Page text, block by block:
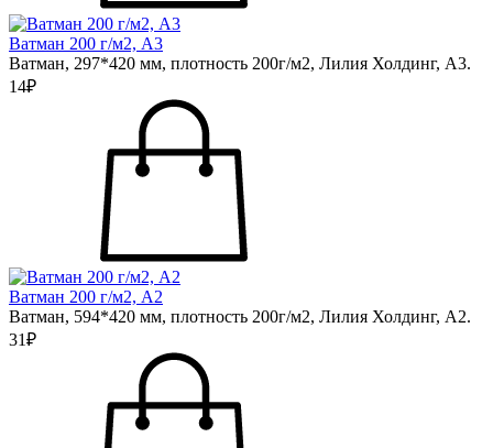
Ватман 200 г/м2, А3
Ватман, 297*420 мм, плотность 200г/м2, Лилия Холдинг, А3.
14₽
Ватман 200 г/м2, А2
Ватман, 594*420 мм, плотность 200г/м2, Лилия Холдинг, А2.
31₽